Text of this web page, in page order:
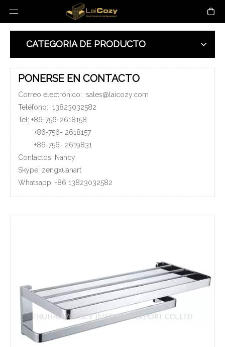
CATEGORIA DE PRODUCTO
PONERSE EN CONTACTO
Correo electrónico: sales@laicozy.com
Teléfono: 13823032582
Tel: +86-756-2618158
+86-756- 2618157
+86-756- 2619831
Contactos: Nancy
Skype: zengxuanart
Whatsapp: +86 13823032582